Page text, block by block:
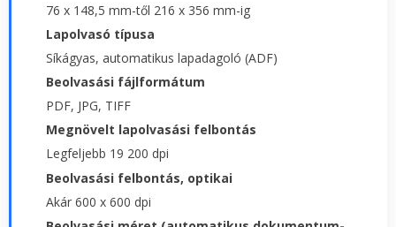
76 x 148,5 mm-től 216 x 356 mm-ig
Lapolvasó típusa
Síkágyas, automatikus lapadagoló (ADF)
Beolvasási fájlformátum
PDF, JPG, TIFF
Megnövelt lapolvasási felbontás
Legfeljebb 19 200 dpi
Beolvasási felbontás, optikai
Akár 600 x 600 dpi